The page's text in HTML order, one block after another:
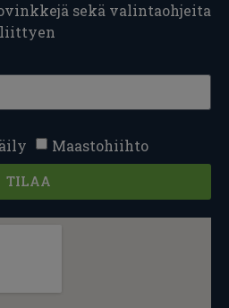
sekä valintaohjeita
Maastohiihto
TILAA